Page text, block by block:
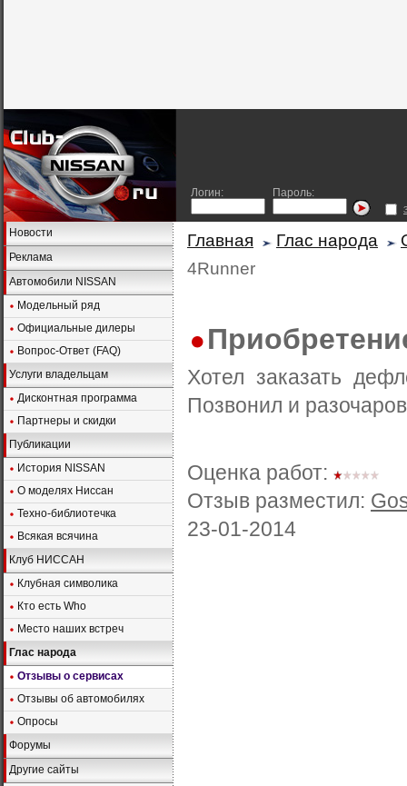
Логин: Пароль:
Новости
Реклама
Автомобили NISSAN
Модельный ряд
Официальные дилеры
Вопрос-Ответ (FAQ)
Услуги владельцам
Дисконтная программа
Партнеры и скидки
Публикации
История NISSAN
О моделях Ниссан
Техно-библиотечка
Всякая всячина
Клуб НИССАН
Клубная символика
Кто есть Who
Место наших встреч
Глас народа
Отзывы о сервисах
Отзывы об автомобилях
Опросы
Форумы
Другие сайты
Главная Глас народа
4Runner
Хотел заказать
Позвонил и
Оценка работ:
Отзыв разместил:
23-01-2014